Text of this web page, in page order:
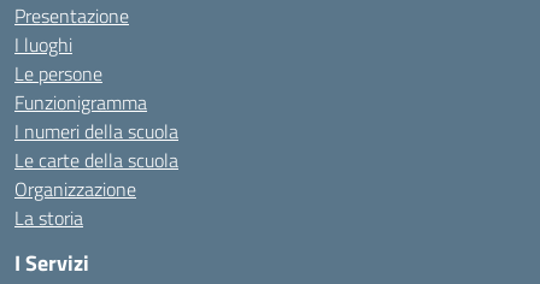
Presentazione
I luoghi
Le persone
Funzionigramma
I numeri della scuola
Le carte della scuola
Organizzazione
La storia
I Servizi